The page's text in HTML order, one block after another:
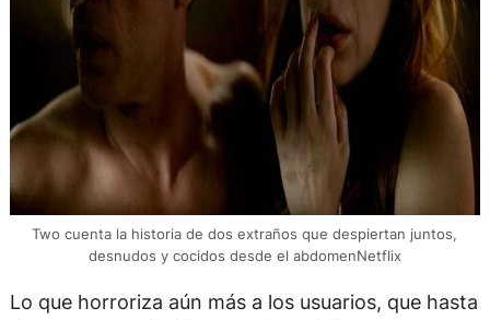
Two cuenta la historia de dos extraños que despiertan juntos,
desnudos y cocidos desde el abdomenNetflix
Lo que horroriza aún más a los usuarios, que hasta